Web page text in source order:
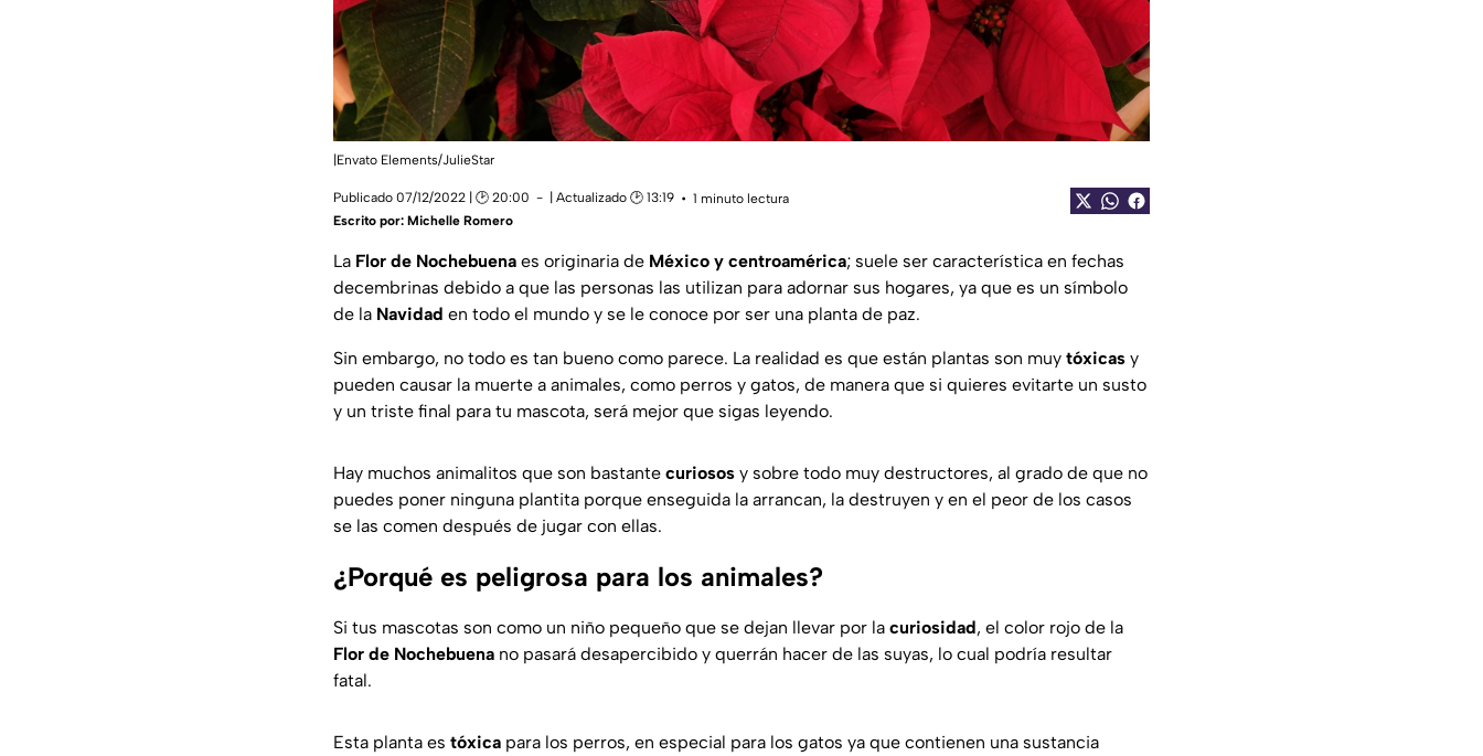
|Envato Elements/JulieStar
Publicado 07/12/2022 | 🕑 20:00 | Actualizado 🕑 13:19
1 minuto lectura
Escrito por: Michelle Romero
La Flor de Nochebuena es originaria de México y centroamérica; suele ser característica en fechas
decembrinas debido a que las personas las utilizan para adornar sus hogares, ya que es un símbolo
de la Navidad en todo el mundo y se le conoce por ser una planta de paz.
Sin embargo, no todo es tan bueno como parece. La realidad es que están plantas son muy tóxicas y
pueden causar la muerte a animales, como perros y gatos, de manera que si quieres evitarte un susto
y un triste final para tu mascota, será mejor que sigas leyendo.
Hay muchos animalitos que son bastante curiosos y sobre todo muy destructores, al grado de que no
puedes poner ninguna plantita porque enseguida la arrancan, la destruyen y en el peor de los casos
se las comen después de jugar con ellas.
¿Porqué es peligrosa para los animales?
Si tus mascotas son como un niño pequeño que se dejan llevar por la curiosidad, el color rojo de la
Flor de Nochebuena no pasará desapercibido y querrán hacer de las suyas, lo cual podría resultar
fatal.
Esta planta es tóxica para los perros, en especial para los gatos ya que contienen una sustancia